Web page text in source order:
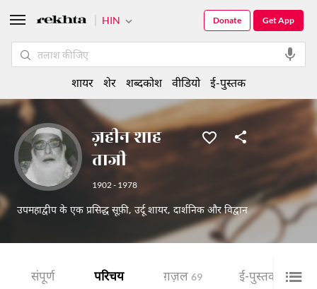
ज़हीन शाह
ताजी
1902 - 1978
उपमहाद्वीप के एक प्रसिद्ध सूफ़ी, उर्दू शायर, दार्शनिक और विद्वान
संपूर्ण परिचय ग़ज़ल 69 ई-पुस्तक
HIN Get App
Donate
शायर शेर शब्दकोश वीडियो ई-पुस्तक